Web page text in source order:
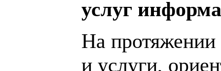
услуг
На протяжении
и услуги,